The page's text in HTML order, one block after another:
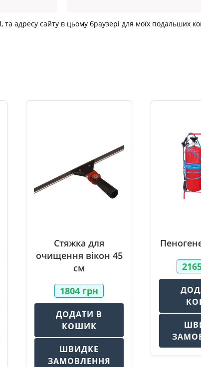
та адресу сайту в цьому браузері для моїх подальших
Стяжка для
очищення вікон 45
см
1804 грн
ДОДАТИ В
КОШИК
ШВИДКЕ
ЗАМОВЛЕННЯ